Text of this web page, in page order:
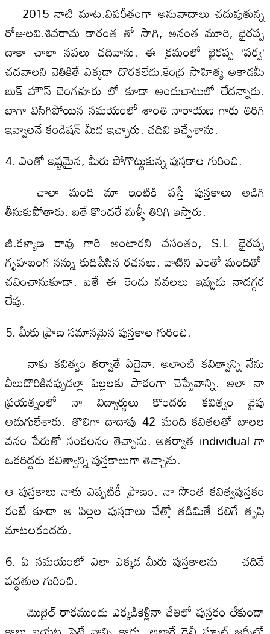
2015 నాటి మాట.విపరీతంగా అనువాదాలు చదువుతున్న
రోజులవి.శివరామ కారంత తో సాగి, అనంత మూర్తి, భైరప్ప
దాకా చాలా నవలు చదివాను. ఈ క్రమంలో భైరప్ప ‘పర్వ’
చదవాలని వెతికితే ఎక్కడా దొరకలేదు.కేంద్ర సాహిత్య అకాడమీ
బుక్ హౌస్ బెంగళూరు లో కూడా అందుబాటులో లేదన్నారు.
బాగా విసిగిపోయిన సమయంలో శాంతి నారాయణ గారు తిరిగి
ఇవ్వాలనే కండిషన్ మీద ఇచ్చారు. చదివి ఇచ్చేశాను.
4. ఎంతో ఇష్టమైన, మీరు పోగొట్టుకున్న పుస్తకాల గురించి.
చాలా మంది మా ఇంటికి వస్తే పుస్తకాలు అడిగి
తీసుకుపోతారు. ఐతే కొందరే మళ్ళీ తిరిగి ఇస్తారు.
జి.కళ్యాణ రావు గారి అంటారని వసంతం, S.L భైరప్ప
గృహబంగ నన్ను కుదిపేసిన రచనలు. వాటిని ఎంతో మందితో
చవించానుకూడా. ఐతే ఈ రెండు నవలలు ఇప్పుడు నాదగ్గర
లేవు.
5. మీకు ప్రాణ సమానమైన పుస్తకాల గురించి.
నాకు కవిత్వం తర్వాతే ఏదైనా. అలాంటి కవిత్వాన్ని నేను
వీలుదొరికినప్పుడల్లా పిల్లలకు పాఠంగా చెప్పేవాన్ని. అలా నా
ప్రయత్నంలో నా విద్యార్థులు కొందరు కవిత్వం వైపు
అడుగులేశారు. తొలిగా దాదాపు 42 మంది కవితలతో బాలల
వనం పేరుతో సంకలనం తెచ్చాను. ఆతర్వాత individual గా
ఒకరిద్దరు కవిత్వాన్ని పుస్తకాలుగా తెచ్చాను.
ఆ పుస్తకాలు నాకు ఎప్పటికీ ప్రాణం. నా సొంత కవిత్వపుస్తకం
కంటే కూడా ఆ పిల్లల పుస్తకాలు చేత్తో తడిమితే కలిగే తృప్తి
మాటలకందదు.
6. ఏ సమయంలో ఎలా ఎక్కడ మీరు పుస్తకాలను చదివే
పద్ధతుల గురించి.
మొబైల్ రాకముందు ఎక్కడికెళ్లినా చేతిలో పుస్తకం లేకుండా